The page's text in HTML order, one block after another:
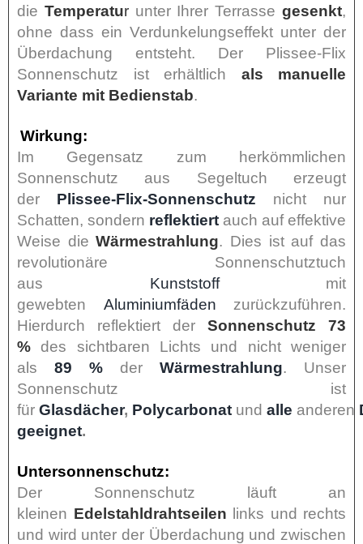
die Temperaturunter Ihrer Terrassegesenkt,
ohne dass ein Verdunkelungseffekt unter der
Überdachung entsteht. Der Plissee-Flix
Sonnenschutz ist erhältlich als manuelle
Variante mit Bedienstab.
Wirkung:
Im Gegensatz zum herkömmlichen
Sonnenschutz aus Segeltuch erzeugt
der Plissee-Flix-Sonnenschutz
nicht nur
Schatten, sondern reflektiert auch auf effektive
Weise dieWärmestrahlung. Dies ist auf das
revolutionäre Sonnenschutztuch
aus Kunststoff mit
gewebten Aluminiumfäden zurückzuführen.
Hierdurch reflektiert der Sonnenschutz 73
% des sichtbaren Lichts und nicht weniger
als
89 % der Wärmestrahlung. Unser
Sonnenschutz ist
für Glasdächer, Polycarbonat und alle anderen
geeignet.
Untersonnenschutz:
Der Sonnenschutz läuft an
kleinen Edelstahldrahtseilen links und rechts
und wird unter der Überdachung und zwischen